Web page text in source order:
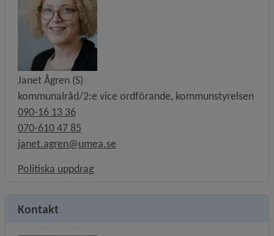
Janet Ågren (S)
kommunalråd/2:e vice ordförande, kommunstyrelsen
090-16 13 36
070-610 47 85
janet.agren@umea.se
Politiska uppdragLänk till annan webbplats, öppnas i nytt
Kontakt